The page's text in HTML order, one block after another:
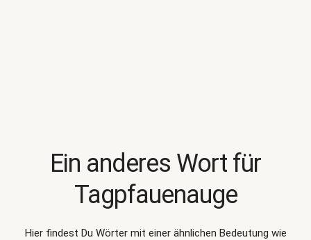
Ein anderes Wort für
Tagpfauenauge
Hier findest Du Wörter mit einer ähnlichen Bedeutung wie